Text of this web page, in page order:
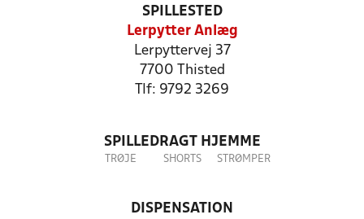
SPILLESTED
Lerpytter Anlæg
Lerpyttervej 37
7700 Thisted
Tlf: 9792 3269
SPILLEDRAGT HJEMME
TRØJE SHORTS STRØMPER
DISPENSATION